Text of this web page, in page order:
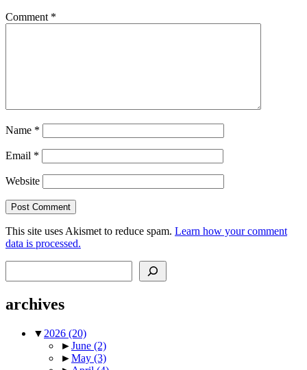
Comment *
Name *
Email *
Website
This site uses Akismet to reduce spam. Learn how your comment
data is processed.
archives
▼ 2026 (20)
►June (2)
►May (3)